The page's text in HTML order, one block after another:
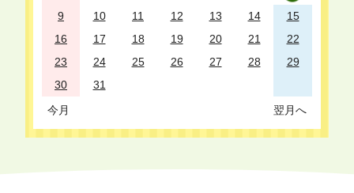
9
10 11 12 13 14
15
16
17 18 19 20 21
22
23
24 25 26 27 28
29
30
31
今月 翌月へ